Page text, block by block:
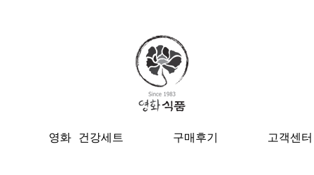
영화 건강세트 구매후기 고객센터